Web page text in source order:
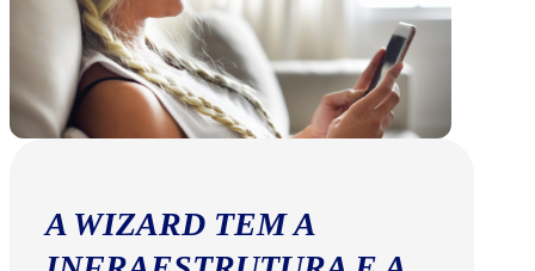
A WIZARD TEM A